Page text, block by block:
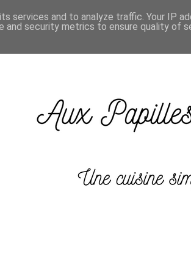
services and to analyze traffic. Your IP
and security metrics to ensure quality of